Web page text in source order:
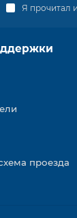
Я прочитал
проезда